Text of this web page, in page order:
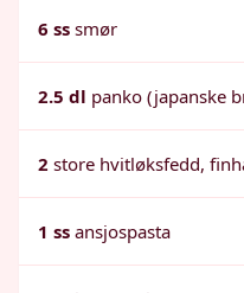
6 ss smør
2.5 dl panko (japanske
2 store hvitløksfedd,
1 ss ansjospasta